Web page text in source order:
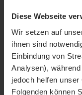
Diese Webseite
Wir setzen auf
ihnen sind
Einbindung von
Analysen),
jedoch helfen
Folgenden können
Freelance Senior
Electrical and
Festanstellung